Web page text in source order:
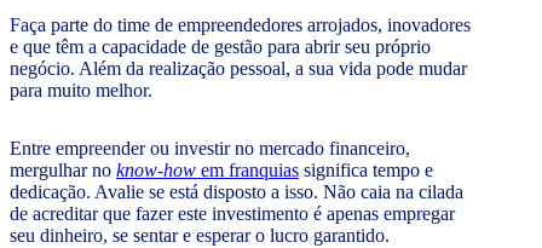
Faça parte do time de empreendedores arrojados, inovadores
e que têm a capacidade de gestão para abrir seu próprio
negócio. Além da realização pessoal, a sua vida pode mudar
para muito melhor.
Entre empreender ou investir no mercado financeiro,
mergulhar no know-how em franquias significa tempo e
dedicação. Avalie se está disposto a isso. Não caia na cilada
de acreditar que fazer este investimento é apenas empregar
seu dinheiro, se sentar e esperar o lucro garantido.